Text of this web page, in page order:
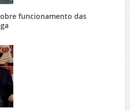
funcionamento das